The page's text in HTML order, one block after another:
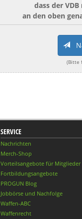
dass der
an den oben
(Bitte
SERVICE
Nachrichten
Merch-Shop
Vorteilsangebote für Mitglieder
Fortbildungsangebote
PROGUN Blog
Jobbörse und Nachfolge
Waffen-ABC
Waffenrecht